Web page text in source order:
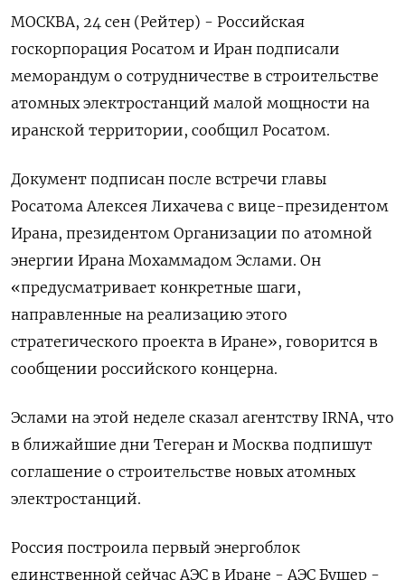
МОСКВА, 24 сен (Рейтер) - Российская
госкорпорация Росатом и Иран подписали
меморандум о сотрудничестве в строительстве
атомных электростанций малой мощности на
иранской территории, сообщил Росатом.
Документ подписан после встречи главы
Росатома Алексея Лихачева с вице-президентом
Ирана, президентом Организации по атомной
энергии Ирана Мохаммадом Эслами. Он
«предусматривает конкретные шаги,
направленные на реализацию этого
стратегического проекта в Иране», говорится в
сообщении российского концерна.
Эслами на этой неделе сказал агентству IRNA, что
в ближайшие дни Тегеран и Москва подпишут
соглашение о строительстве новых атомных
электростанций.
Россия построила первый энергоблок
единственной сейчас АЭС в Иране - АЭС Бушер -